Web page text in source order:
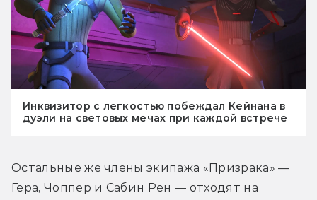
Инквизитор с легкостью побеждал Кейнана в
дуэли на световых мечах при каждой встрече
Остальные же члены экипажа «Призрака» —
Гера, Чоппер и Сабин Рен — отходят на